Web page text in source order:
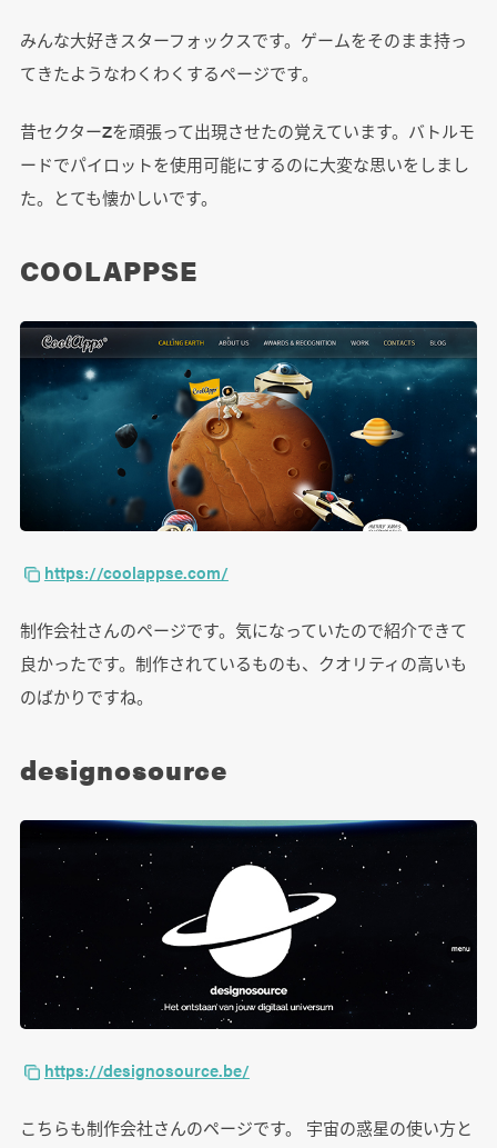
みんな大好きスターフォックスです。ゲームをそのまま持っ
てきたようなわくわくするページです。
昔セクターZを頑張って出現させたの覚えています。バトルモ
ードでパイロットを使用可能にするのに大変な思いをしまし
た。とても懐かしいです。
COOLAPPSE
https://coolappse.com/
制作会社さんのページです。気になっていたので紹介できて
良かったです。制作されているものも、クオリティの高いも
のばかりですね。
designosource
https://designosource.be/
こちらも制作会社さんのページです。 宇宙の惑星の使い方と